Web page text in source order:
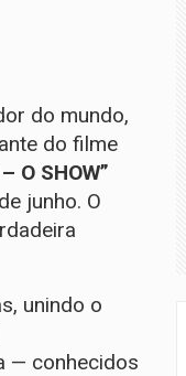
do mundo,
do filme
O SHOW”
junho. O
unindo o
— conhecidos